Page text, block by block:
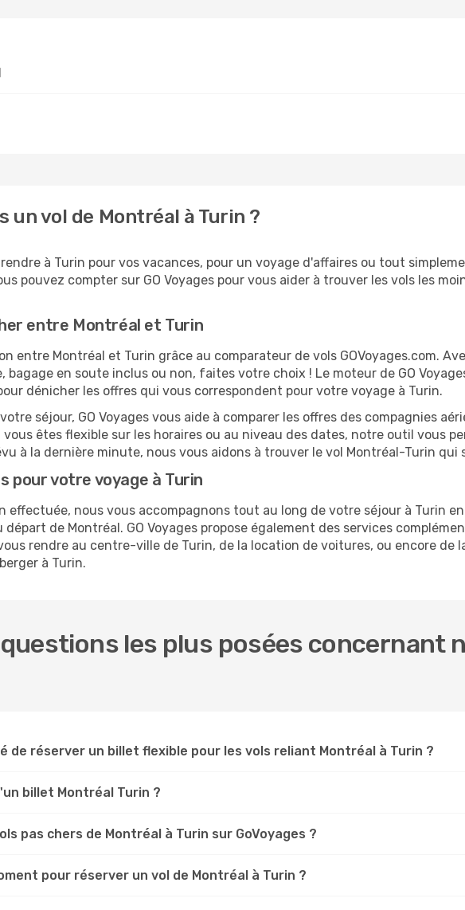
un vol de Montréal à Turin ?
à Turin pour vos vacances, pour un voyage d'affaires ou tout
pouvez compter sur GO Voyages pour vous aider à trouver les vols les
entre Montréal et Turin
entre Montréal et Turin grâce au comparateur de vols GOVoyages.com.
en soute inclus ou non, faites votre choix ! Le moteur de GO
dénicher les offres qui vous correspondent pour votre voyage à Turin.
séjour, GO Voyages vous aide à comparer les offres des compagnies
êtes flexible sur les horaires ou au niveau des dates, notre outil vous
à la dernière minute, nous vous aidons à trouver le vol Montréal-Turin qui
pour votre voyage à Turin
effectuée, nous vous accompagnons tout au long de votre séjour à Turin
de Montréal. GO Voyages propose également des services
rendre au centre-ville de Turin, de la location de voitures, ou encore de
à Turin.
les plus posées concernant
de réserver un billet flexible pour les vols reliant Montréal à Turin ?
billet Montréal Turin ?
pas chers de Montréal à Turin sur GoVoyages ?
pour réserver un vol de Montréal à Turin ?